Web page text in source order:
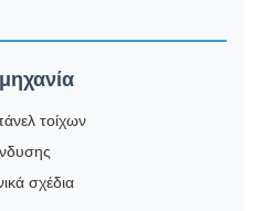
τοίχων
σχέδια